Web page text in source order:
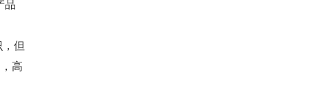
品
但
高